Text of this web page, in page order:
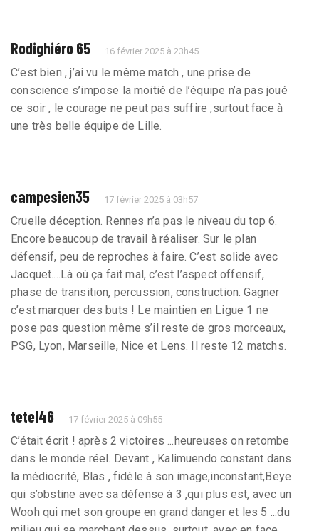
Rodighiéro 65 16 février 2025 à 23h45
C’est bien , j’ai vu le même match , une prise de
conscience s’impose la moitié de l’équipe n’a pas joué
ce soir , le courage ne peut pas suffire ,surtout face à
une très belle équipe de Lille.
campesien35 17 février 2025 à 03h57
Cruelle déception. Rennes n’a pas le niveau du top 6.
Encore beaucoup de travail à réaliser. Sur le plan
défensif, peu de reproches à faire. C’est solide avec
Jacquet....Là où ça fait mal, c’est l’aspect offensif,
phase de transition, percussion, construction. Gagner
c’est marquer des buts ! Le maintien en Ligue 1 ne
pose pas question même s’il reste de gros morceaux,
PSG, Lyon, Marseille, Nice et Lens. Il reste 12 matchs.
tetel46 17 février 2025 à 09h55
C’était écrit ! après 2 victoires ...heureuses on retombe
dans le monde réel. Devant , Kalimuendo constant dans
la médiocrité, Blas , fidèle à son image,inconstant,Beye
qui s’obstine avec sa défense à 3 ,qui plus est, avec un
Wooh qui met son groupe en grand danger et les 5 ...du